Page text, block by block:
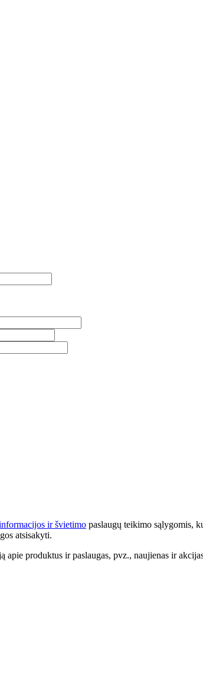
ir švietimo paslaugų teikimo sąlygomis,
atsisakyti.
produktus ir paslaugas, pvz., naujienas ir